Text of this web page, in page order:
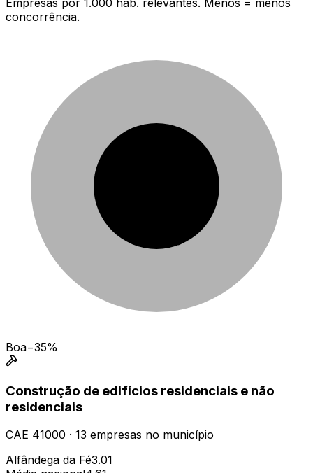
concorrência.
Boa−35%
Construção de edifícios residenciais e não
residenciais
CAE 41000 · 13 empresas no município
Alfândega da Fé3.01